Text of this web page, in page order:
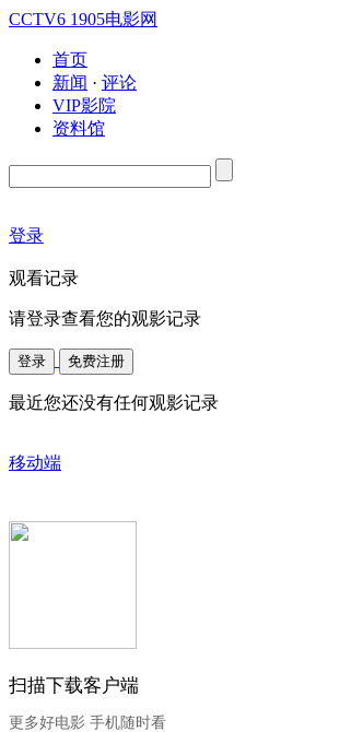
CCTV6 1905电影网
首页
新闻 · 评论
VIP影院
资料馆
登录
观看记录
请登录查看您的观影记录
登录 免费注册
最近您还没有任何观影记录
移动端
扫描下载客户端
更多好电影 手机随时看